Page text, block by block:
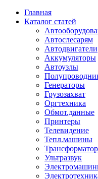
Главная
Каталог статей
Автослесарям
Автодвигатели
Аккумуляторы
Автоузлы
Генераторы
Грузозахват
Оргтехника
Обмот.данные
Принтеры
Телевидение
Тепл.машины
Ультразвук